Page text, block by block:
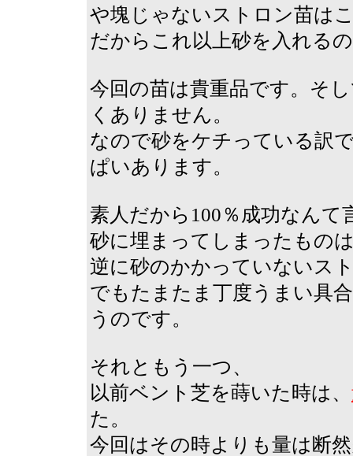
や塊じゃないストロン苗は
だからこれ以上砂を入れる
今回の苗は貴重品です。そ
くありません。
なので砂をケチっている訳
ぱいあります。
素人だから100％成功なんて
砂に埋まってしまったもの
逆に砂のかかっていないス
でもたまたま丁度うまい具
うのです。
それともう一つ、
以前ベント芝を蒔いた時は、
た。
今回はその時よりも量は断